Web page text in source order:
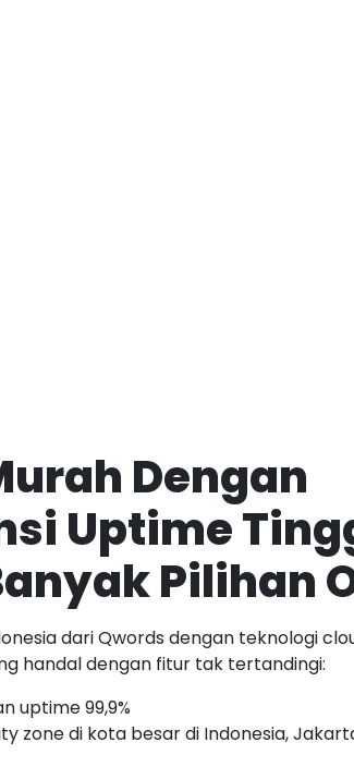
Dengan
Uptime
Pilihan
dari Qwords dengan teknologi
handal dengan fitur tak tertandingi:
uptime 99,9%
zone di kota besar di Indonesia,